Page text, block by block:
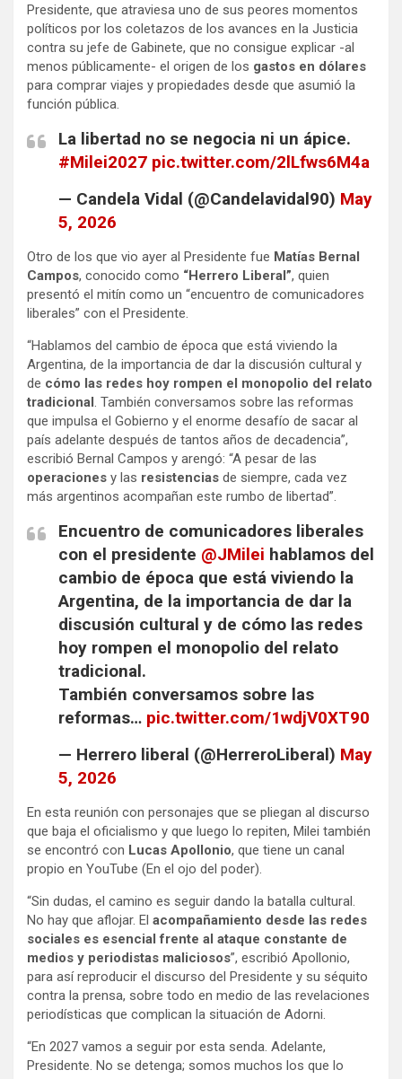
Presidente, que atraviesa uno de sus peores momentos
políticos por los coletazos de los avances en la Justicia
contra su jefe de Gabinete, que no consigue explicar -al
menos públicamente- el origen de los gastos en dólares
para comprar viajes y propiedades desde que asumió la
función pública.
La libertad no se negocia ni un ápice.
#Milei2027 pic.twitter.com/2lLfws6M4a
— Candela Vidal (@Candelavidal90) May
5, 2026
Otro de los que vio ayer al Presidente fue Matías Bernal
Campos, conocido como “Herrero Liberal”, quien
presentó el mitín como un “encuentro de comunicadores
liberales” con el Presidente.
“Hablamos del cambio de época que está viviendo la
Argentina, de la importancia de dar la discusión cultural y
de cómo las redes hoy rompen el monopolio del relato
tradicional . También conversamos sobre las reformas
que impulsa el Gobierno y el enorme desafío de sacar al
país adelante después de tantos años de decadencia”,
escribió Bernal Campos y arengó: “A pesar de las
operaciones y las resistencias de siempre, cada vez
más argentinos acompañan este rumbo de libertad”.
Encuentro de comunicadores liberales
con el presidente @JMilei hablamos del
cambio de época que está viviendo la
Argentina, de la importancia de dar la
discusión cultural y de cómo las redes
hoy rompen el monopolio del relato
tradicional.
También conversamos sobre las
reformas… pic.twitter.com/1wdjV0XT90
— Herrero liberal (@HerreroLiberal) May
5, 2026
En esta reunión con personajes que se pliegan al discurso
que baja el oficialismo y que luego lo repiten, Milei también
se encontró con Lucas Apollonio, que tiene un canal
propio en YouTube (En el ojo del poder).
“Sin dudas, el camino es seguir dando la batalla cultural.
No hay que aflojar. El acompañamiento desde las redes
sociales es esencial frente al ataque constante de
medios y periodistas maliciosos”, escribió Apollonio,
para así reproducir el discurso del Presidente y su séquito
contra la prensa, sobre todo en medio de las revelaciones
periodísticas que complican la situación de Adorni.
“En 2027 vamos a seguir por esta senda. Adelante,
Presidente. No se detenga; somos muchos los que lo